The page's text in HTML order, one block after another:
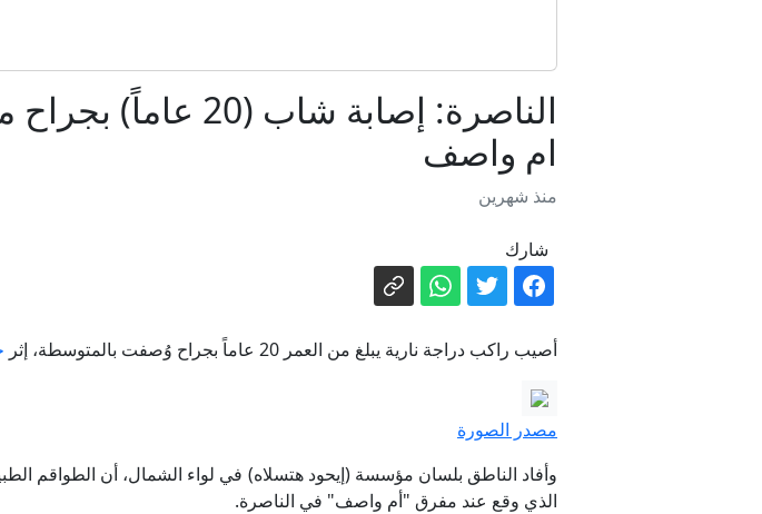
تقارير: واشنطن وطهران
وفاة الطفل يامن
إنفانتينو يعتذر
فوز طبيب أمريكي من أصل مصري في
الناصرة: إصابة
ام واصف
منذ شهرين
شارك
أصيب راكب دراجة نارية يبلغ من العمر 20 عاماً بجراح وُصفت بالمتوسطة، إثر
مصدر الصورة
وأفاد الناطق بلسان مؤسسة (إيحود هتسلاه) في لواء الشمال، أن الطواقم
الذي وقع عند مفرق "أم واصف" في الناصرة.